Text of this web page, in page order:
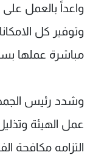
واعداً بالعمل على
وتوفير كل
مباشرة عملها
وشدد رئيس
عمل الهيئة
التزامه مكافحة